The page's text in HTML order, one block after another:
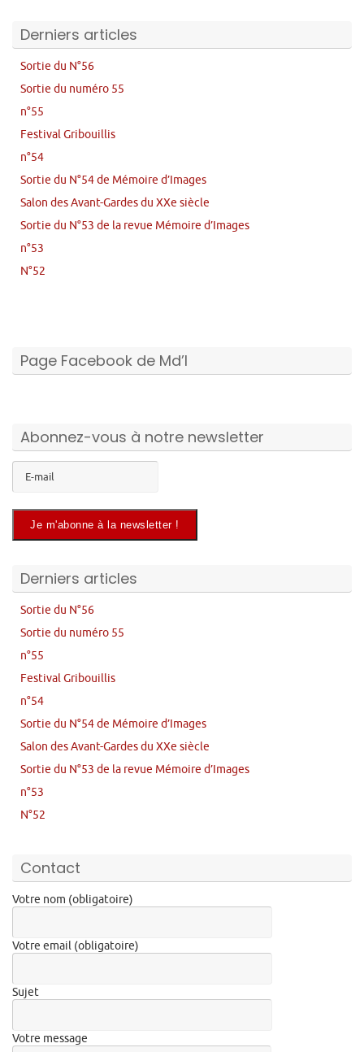
Derniers articles
Sortie du N°56
Sortie du numéro 55
n°55
Festival Gribouillis
n°54
Sortie du N°54 de Mémoire d’Images
Salon des Avant-Gardes du XXe siècle
Sortie du N°53 de la revue Mémoire d’Images
n°53
N°52
Page Facebook de Md’I
Abonnez-vous à notre newsletter
Derniers articles
Sortie du N°56
Sortie du numéro 55
n°55
Festival Gribouillis
n°54
Sortie du N°54 de Mémoire d’Images
Salon des Avant-Gardes du XXe siècle
Sortie du N°53 de la revue Mémoire d’Images
n°53
N°52
Contact
Votre nom (obligatoire)
Votre email (obligatoire)
Sujet
Votre message